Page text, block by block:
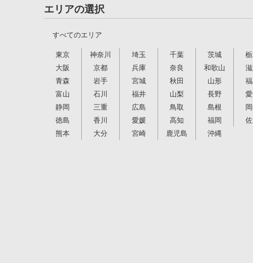
エリアの選択
すべてのエリア
東京 神奈川 埼玉 千葉 茨城
大阪
京都 兵庫 奈良 和歌山
青森
岩手 宮城 秋田 山形
富山
石川 福井 山梨 長野
静岡
三重 広島 鳥取 島根
徳島
香川 愛媛 高知 福岡
熊本
大分 宮崎 鹿児島 沖縄